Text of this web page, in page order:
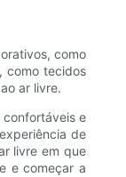
como
como tecidos
ar livre.
confortáveis e
de
livre em que
e começar a